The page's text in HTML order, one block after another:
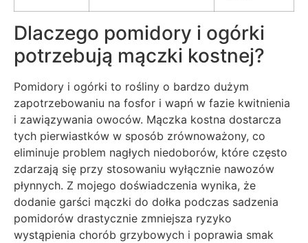
Dlaczego pomidory i ogórki
potrzebują mączki kostnej?
Pomidory i ogórki to rośliny o bardzo dużym
zapotrzebowaniu na fosfor i wapń w fazie kwitnienia
i zawiązywania owoców. Mączka kostna dostarcza
tych pierwiastków w sposób zrównoważony, co
eliminuje problem nagłych niedoborów, które często
zdarzają się przy stosowaniu wyłącznie nawozów
płynnych. Z mojego doświadczenia wynika, że
dodanie garści mączki do dołka podczas sadzenia
pomidorów drastycznie zmniejsza ryzyko
wystąpienia chorób grzybowych i poprawia smak